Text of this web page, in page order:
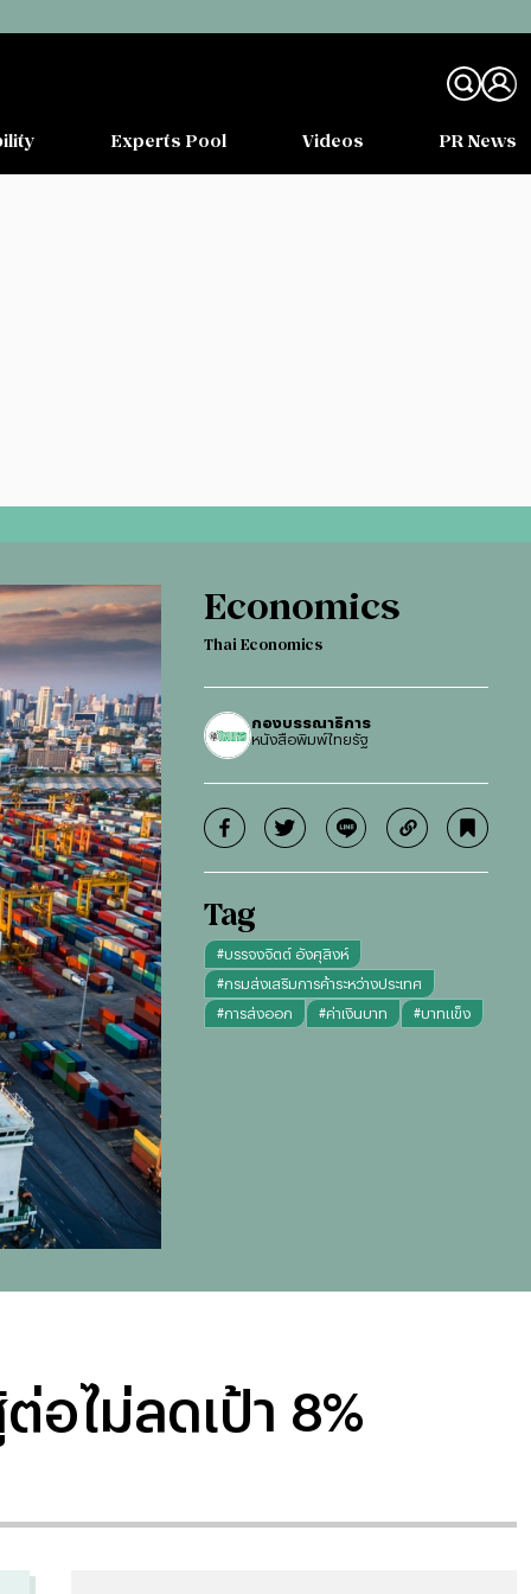
Experts Pool Videos PR News
Economics
Thai Economics
กองบรรณาธิการ
หนังสือพิมพ์ไทยรัฐ
Tag
#บรรจงจิตต์ อังศุสิงห์
#กรมส่งเสริมการค้าระหว่างประเทศ
#การส่งออก #ค่าเงินบาท #บาทแข็ง
ไม่ลดเป้า 8%